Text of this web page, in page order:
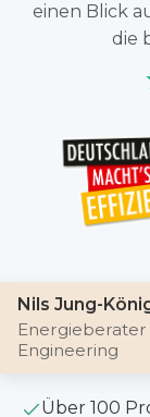
einen Blick
die
Nils Jung-
Energieberater
Engineering
Über 100